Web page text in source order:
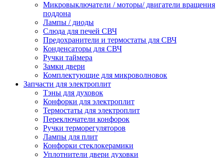
Микровыключатели / моторы/ двигатели вращения
поддона
Лампы / диоды
Слюда для печей СВЧ
Предохранители и термостаты для СВЧ
Конденсаторы для СВЧ
Ручки таймера
Замки двери
Комплектующие для микроволновок
Запчасти для электроплит
Тэны для духовок
Конфорки для электроплит
Термостаты для электроплит
Переключатели конфорок
Ручки терморегуляторов
Лампы для плит
Конфорки стеклокерамики
Уплотнители двери духовки